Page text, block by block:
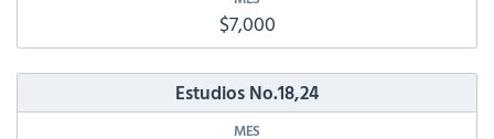
$7,000
Estudios No.18,24